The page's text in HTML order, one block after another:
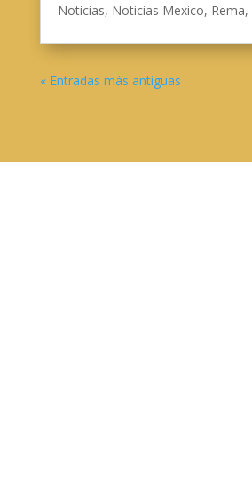
Noticias, Noticias Mexico, Rema,
« Entradas más antiguas